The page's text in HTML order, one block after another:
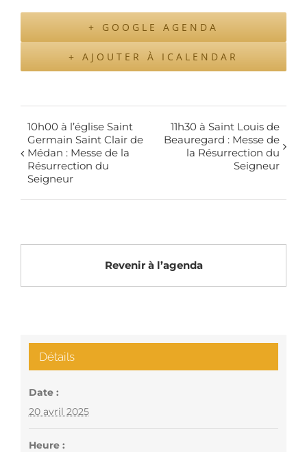
+ GOOGLE AGENDA
+ AJOUTER À ICALENDAR
10h00 à l’église Saint
Germain Saint Clair de
Médan : Messe de la
Résurrection du
Seigneur
11h30 à Saint Louis de
Beauregard : Messe de
la Résurrection du
Seigneur
Revenir à l’agenda
Détails
Date :
20 avril 2025
Heure :